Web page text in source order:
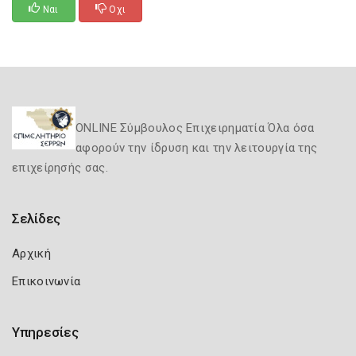
Ναι Οχι
ONLINE Σύμβουλος Επιχειρηματία Όλα όσα
αφορούν την ίδρυση και την λειτουργία της
επιχείρησής σας.
Σελίδες
Αρχική
Επικοινωνία
Υπηρεσίες